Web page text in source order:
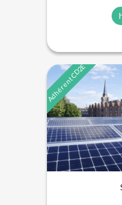
Adhérent CD2E